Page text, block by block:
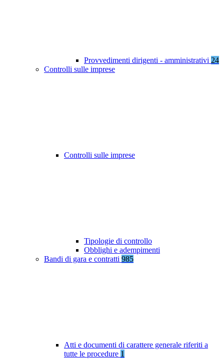
Provvedimenti dirigenti - amministrativi 24
Controlli sulle imprese
Controlli sulle imprese
Tipologie di controllo
Obblighi e adempimenti
Bandi di gara e contratti 985
Atti e documenti di carattere generale riferiti a
tutte le procedure 1